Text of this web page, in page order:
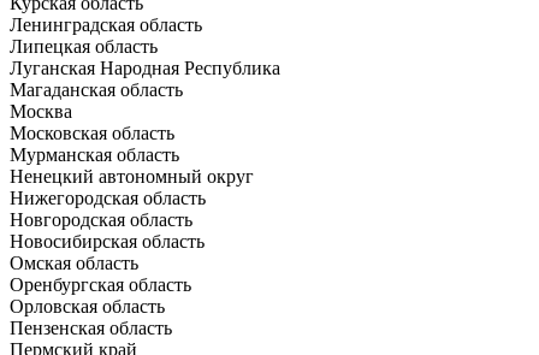
Ленинградская область
Липецкая область
Луганская Народная Республика
Магаданская область
Москва
Московская область
Мурманская область
Ненецкий автономный округ
Нижегородская область
Новгородская область
Новосибирская область
Омская область
Оренбургская область
Орловская область
Пензенская область
Пермский край